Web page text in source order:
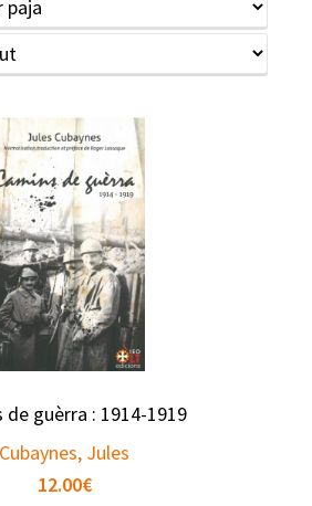
de guèrra : 1914-1919
Cubaynes, Jules
12.00€